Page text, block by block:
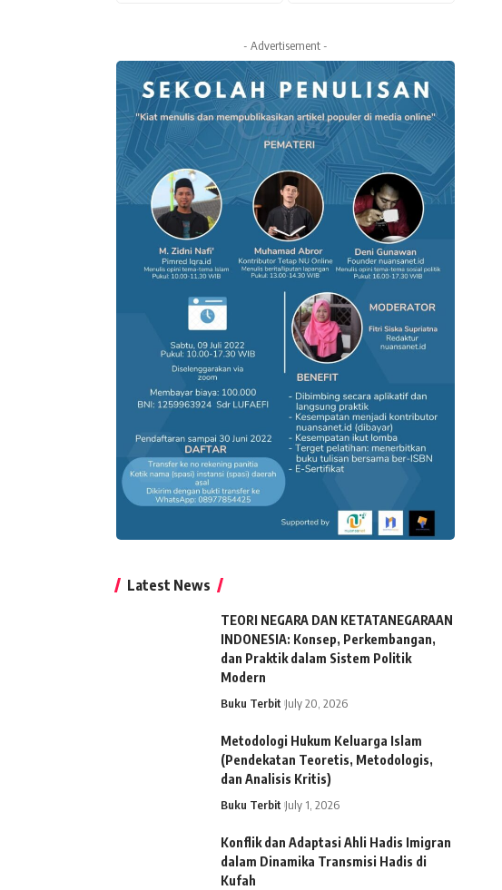
- Advertisement -
Latest News
TEORI NEGARA DAN KETATANEGARAAN
INDONESIA: Konsep, Perkembangan,
dan Praktik dalam Sistem Politik
Modern
Buku Terbit July 20, 2026
Metodologi Hukum Keluarga Islam
(Pendekatan Teoretis, Metodologis,
dan Analisis Kritis)
Buku Terbit July 1, 2026
Konflik dan Adaptasi Ahli Hadis Imigran
dalam Dinamika Transmisi Hadis di
Kufah